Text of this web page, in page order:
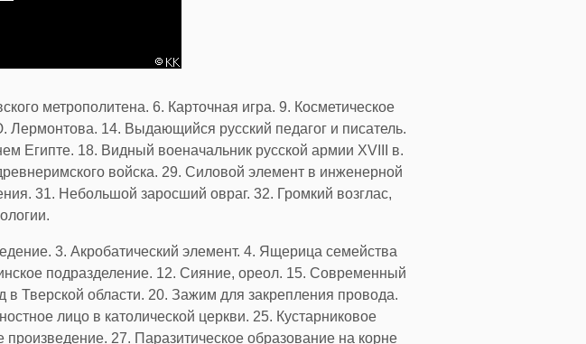
метрополитена. 6. Карточная игра. 9. Косметическое
14. Выдающийся русский педагог и писатель.
Египте. 18. Видный военачальник русской армии XVIII в.
войска. 29. Силовой элемент в инженерной
31. Небольшой заросший овраг. 32. Громкий возглас,
3. Акробатический элемент. 4. Ящерица семейства
подразделение. 12. Сияние, ореол. 15. Современный
Тверской области. 20. Зажим для закрепления провода.
лицо в католической церкви. 25. Кустарниковое
27. Паразитическое образование на корне